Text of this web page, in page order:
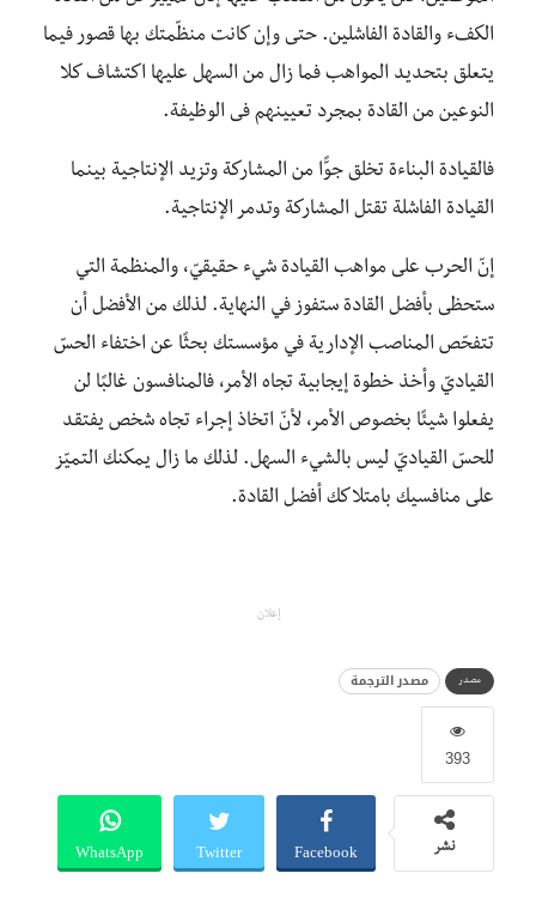
الكفء والقادة الفاشلين. حتى وإن كانت منظّمتك بها قصور فيما
يتعلق بتحديد المواهب فما زال من السهل عليها اكتشاف كلا
النوعين من القادة بمجرد تعيينهم فى الوظيفة.
فالقيادة البناءة تخلق جوًّا من المشاركة وتزيد الإنتاجية بينما
القيادة الفاشلة تقتل المشاركة وتدمر الإنتاجية.
إنّ الحرب على مواهب القيادة شيء حقيقيّ، والمنظمة التي
ستحظى بأفضل القادة ستفوز في النهاية. لذلك من الأفضل أن
تتفحّص المناصب الإدارية في مؤسستك بحثًا عن اختفاء الحسّ
القياديّ وأخذ خطوة إيجابية تجاه الأمر، فالمنافسون غالبًا لن
يفعلوا شيئًا بخصوص الأمر، لأنّ اتخاذ إجراء تجاه شخص يفتقد
للحسّ القياديّ ليس بالشيء السهل. لذلك ما زال يمكنك التميّز
على منافسيك بامتلاكك أفضل القادة.
إعلان
مصدر مصدر الترجمة
393
نشر Facebook
Twitter
WhatsApp